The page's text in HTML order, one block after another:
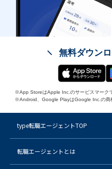
無料ダウン
※App StoreはApple Inc.のサービスマークで
※Android、Google PlayはGoogle Inc.の商
type転職エージェントTOP
転職エージェントとは